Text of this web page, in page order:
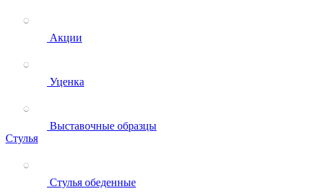
Акции
Уценка
Выставочные образцы
Стулья
Стулья обеденные